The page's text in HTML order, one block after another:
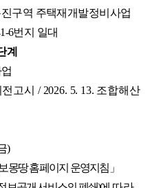
구역 주택재개발정비사업
6번지 일대
계
전고시 / 2026. 5. 13. 조합해산
)
몽땅 홈페이지 운영지침」